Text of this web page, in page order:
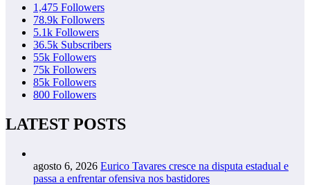
1,475 Followers
78.9k Followers
5.1k Followers
36.5k Subscribers
55k Followers
75k Followers
85k Followers
800 Followers
LATEST POSTS
agosto 6, 2026 Eurico Tavares cresce na disputa estadual e
passa a enfrentar ofensiva nos bastidores